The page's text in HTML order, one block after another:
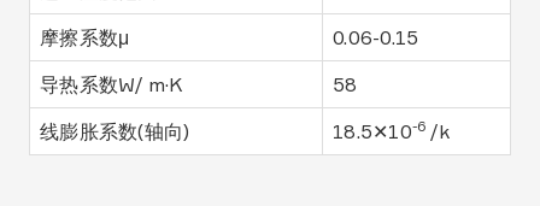
摩擦系数μ
0.06-0.15
导热系数W/ m·K
58
线膨胀系数(轴向)
18.5✕10-6 /k